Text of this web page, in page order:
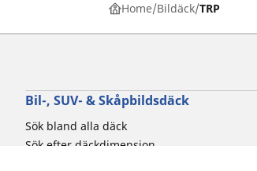
Home Bildäck TRP
Bil-, SUV- & Skåpbildsdäck
Sök bland alla däck
Sök efter däckdimension